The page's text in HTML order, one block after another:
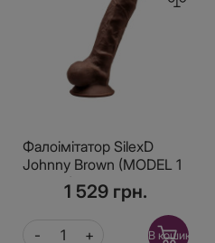
Фалоімітатор SilexD
Johnny Brown (MODEL 1
size 7in), двошаровий,
силікон +Silexpan,
1 529 грн.
В кошик